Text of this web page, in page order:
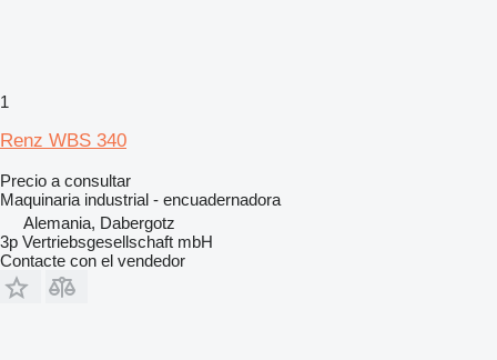
1
Renz WBS 340
Precio a consultar
Maquinaria industrial - encuadernadora
Alemania, Dabergotz
3p Vertriebsgesellschaft mbH
Contacte con el vendedor